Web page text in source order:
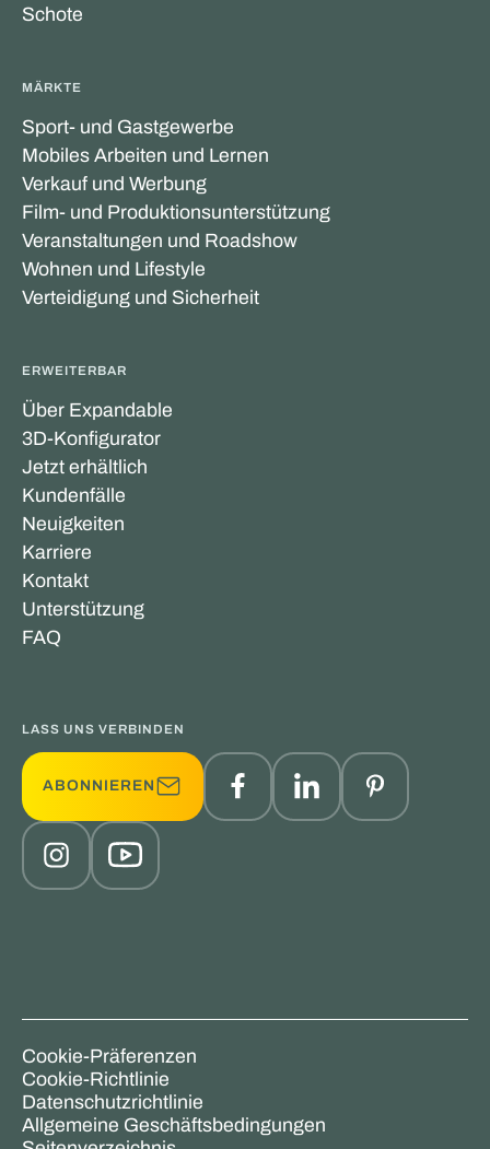
Schote
MÄRKTE
Sport- und Gastgewerbe
Mobiles Arbeiten und Lernen
Verkauf und Werbung
Film- und Produktionsunterstützung
Veranstaltungen und Roadshow
Wohnen und Lifestyle
Verteidigung und Sicherheit
ERWEITERBAR
Über Expandable
3D-Konfigurator
Jetzt erhältlich
Kundenfälle
Neuigkeiten
Karriere
Kontakt
Unterstützung
FAQ
LASS UNS VERBINDEN
ABONNIEREN
Cookie-Präferenzen
Cookie-Richtlinie
Datenschutzrichtlinie
Allgemeine Geschäftsbedingungen